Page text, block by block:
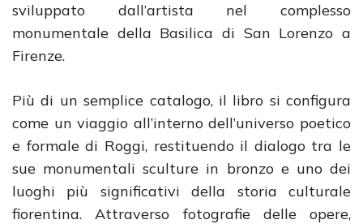
sviluppato dall’artista nel complesso
monumentale della Basilica di San Lorenzo a
Firenze.
Più di un semplice catalogo, il libro si configura
come un viaggio all’interno dell’universo poetico
e formale di Roggi, restituendo il dialogo tra le
sue monumentali sculture in bronzo e uno dei
luoghi più significativi della storia culturale
fiorentina. Attraverso fotografie delle opere,